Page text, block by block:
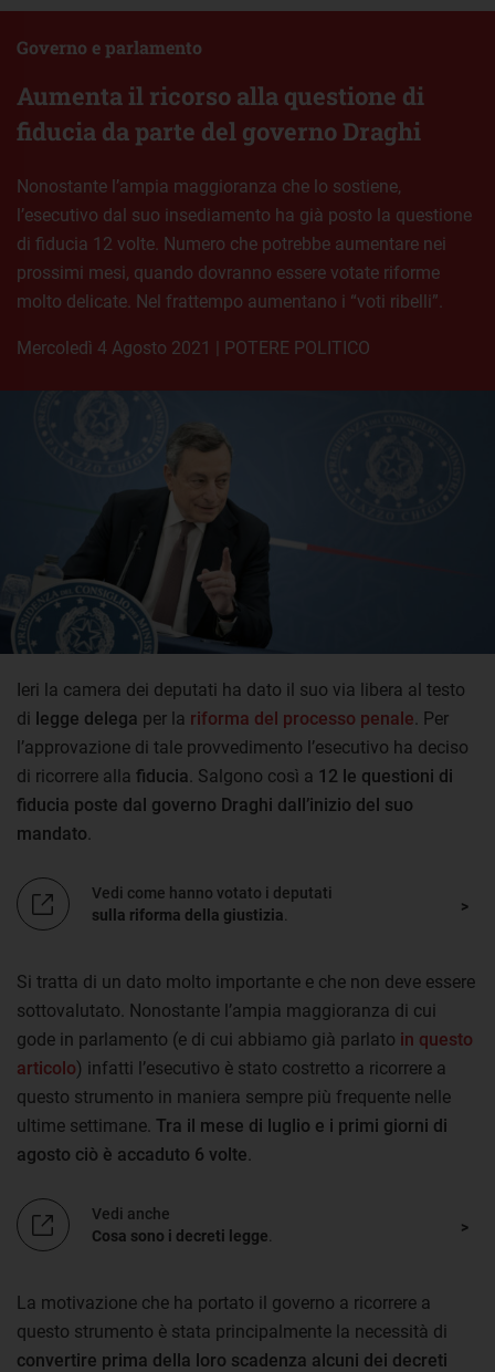
Aumenta il ricorso alla questione di
fiducia da parte del governo Draghi
Governo e parlamento
Nonostante l’ampia maggioranza che lo sostiene,
l’esecutivo dal suo insediamento ha già posto la questione
di fiducia 12 volte. Numero che potrebbe aumentare nei
prossimi mesi, quando dovranno essere votate riforme
molto delicate. Nel frattempo aumentano i “voti ribelli”.
mercoledì 4 Agosto 2021 | POTERE POLITICO
Ieri la camera dei deputati ha dato il suo via libera al testo
di legge delega per la riforma del processo penale . Per
l’approvazione di tale provvedimento l’esecutivo ha deciso
di ricorrere alla fiducia . Salgono così a 12 le questioni di
fiducia poste dal governo Draghi dall’inizio del suo
mandato
Vedi come hanno votato i deputati
sulla riforma della giustizia
Si tratta di un dato molto importante e che non deve essere
sottovalutato. Nonostante l’ampia maggioranza di cui
gode in parlamento (e di cui abbiamo già parlato in questo
articolo) infatti l’esecutivo è stato costretto a ricorrere a
questo strumento in maniera sempre più frequente nelle
ultime settimane. Tra il mese di luglio e i primi giorni di
agosto ciò è accaduto 6 volte
Vedi anche
Cosa sono i decreti legge
La motivazione che ha portato il governo a ricorrere a
questo strumento è stata principalmente la necessità di
convertire prima della loro scadenza alcuni dei decreti